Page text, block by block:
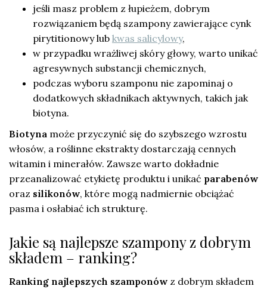
jeśli masz problem z łupieżem, dobrym
rozwiązaniem będą szampony zawierające cynk
pirytitionowy lub kwas salicylowy,
w przypadku wrażliwej skóry głowy, warto unikać
agresywnych substancji chemicznych,
podczas wyboru szamponu nie zapominaj o
dodatkowych składnikach aktywnych, takich jak
biotyna.
Biotyna może przyczynić się do szybszego wzrostu
włosów, a roślinne ekstrakty dostarczają cennych
witamin i minerałów. Zawsze warto dokładnie
przeanalizować etykietę produktu i unikać parabenów
oraz silikonów, które mogą nadmiernie obciążać
pasma i osłabiać ich strukturę.
Jakie są najlepsze szampony z dobrym
składem – ranking?
Ranking najlepszych szamponów z dobrym składem